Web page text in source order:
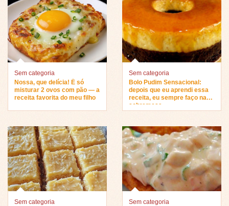
Sem categoria
Nossa, que delícia! É só
misturar 2 ovos com pão — a
receita favorita do meu filho
Sem categoria
Bolo Pudim Sensacional:
depois que eu aprendi essa
receita, eu sempre faço na
sobremesa…
Sem categoria
Sem categoria